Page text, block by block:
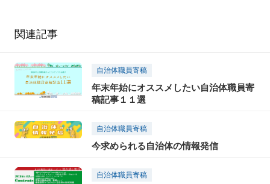
関連記事
自治体職員寄稿
年末年始にオススメしたい自治体職員寄
稿記事１１選
自治体職員寄稿
今求められる自治体の情報発信
自治体職員寄稿